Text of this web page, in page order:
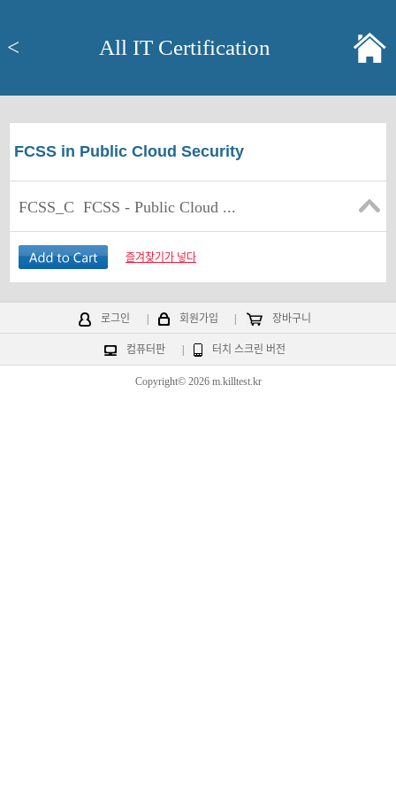
< All IT Certification
FCSS in Public Cloud Security
FCSS_C FCSS - Public Cloud ...
즐겨찾기가 넣다
로그인 회원가입 장바구니
컴퓨터판 터치 스크린 버전
Copyright© 2026 m.killtest.kr